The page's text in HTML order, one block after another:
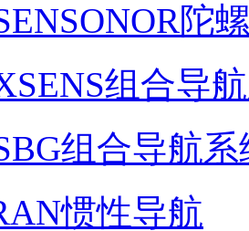
陀
组合导
组合导航系
惯性导航